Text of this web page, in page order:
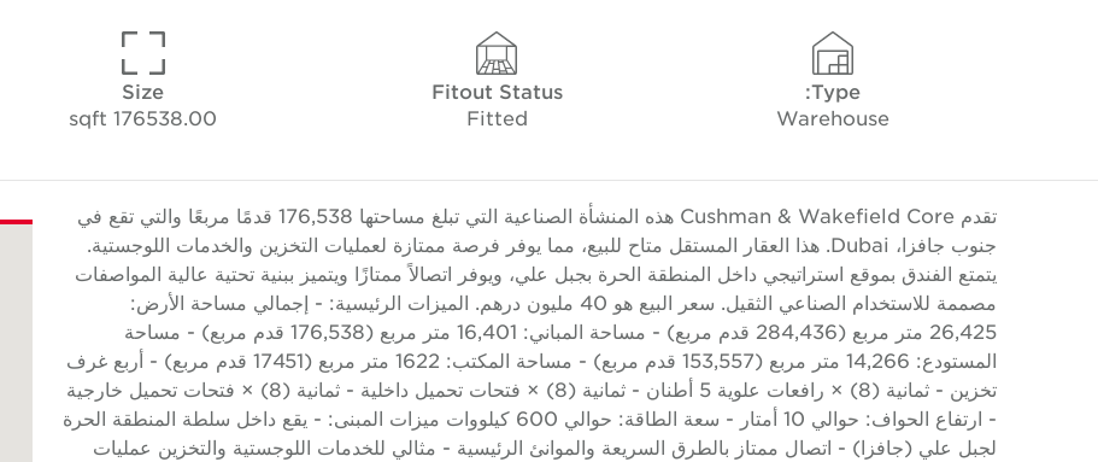
Type:
Warehouse
Fitout Status
Fitted
Size
176538.00 sqft
تقدم Cushman & Wakefield Core هذه المنشأة الصناعية التي تبلغ مساحتها 176,538 قدمًا مربعًا والتي تقع في
جنوب جافزا، Dubai. هذا العقار المستقل متاح للبيع، مما يوفر فرصة ممتازة لعمليات التخزين والخدمات اللوجستية.
يتمتع الفندق بموقع استراتيجي داخل المنطقة الحرة بجبل علي، ويوفر اتصالاً ممتازًا ويتميز ببنية تحتية عالية المواصفات
مصممة للاستخدام الصناعي الثقيل. سعر البيع هو 40 مليون درهم. الميزات الرئيسية: - إجمالي مساحة الأرض:
26,425 متر مربع (284,436 قدم مربع) - مساحة المباني: 16,401 متر مربع (176,538 قدم مربع) - مساحة
المستودع: 14,266 متر مربع (153,557 قدم مربع) - مساحة المكتب: 1622 متر مربع (17451 قدم مربع) - أربع غرف
تخزين - ثمانية (8) × رافعات علوية 5 أطنان - ثمانية (8) × فتحات تحميل داخلية - ثمانية (8) × فتحات تحميل خارجية
- ارتفاع الحواف: حوالي 10 أمتار - سعة الطاقة: حوالي 600 كيلووات ميزات المبنى: - يقع داخل سلطة المنطقة الحرة
لجبل علي (جافزا) - اتصال ممتاز بالطرق السريعة والموانئ الرئيسية - مثالي للخدمات اللوجستية والتخزين عمليات